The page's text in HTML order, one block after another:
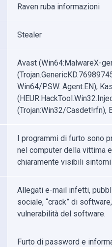
Raven ruba informazioni
Stealer
Avast (Win64:MalwareX-
Win64/PSW. Agent.EN),
(Trojan:Win32/Casdet!rfn),
I programmi di furto sono
nel computer della vittima
chiaramente visibili
Allegati e-mail infetti,
sociale, “crack” di
vulnerabilità del software.
Furto di password e